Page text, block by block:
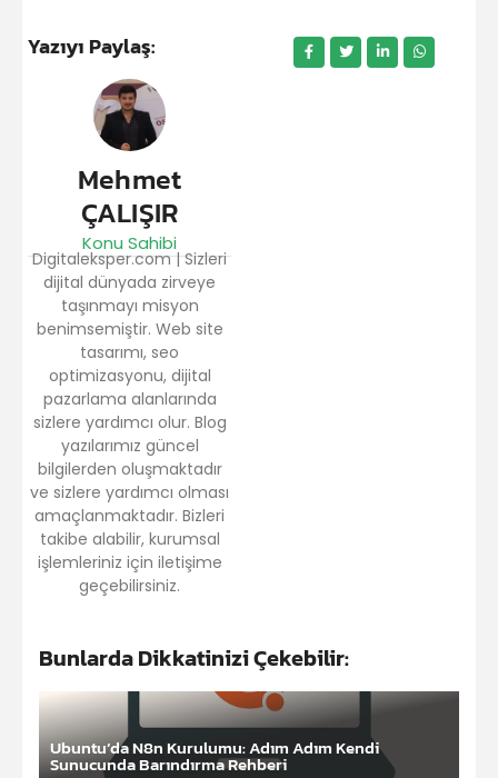
Yazıyı Paylaş:
Mehmet
ÇALIŞIR
Konu Sahibi
Digitaleksper.com | Sizleri
dijital dünyada zirveye
taşınmayı misyon
benimsemiştir. Web site
tasarımı, seo
optimizasyonu, dijital
pazarlama alanlarında
sizlere yardımcı olur. Blog
yazılarımız güncel
bilgilerden oluşmaktadır
ve sizlere yardımcı olması
amaçlanmaktadır. Bizleri
takibe alabilir, kurumsal
işlemleriniz için iletişime
geçebilirsiniz.
Bunlarda Dikkatinizi Çekebilir:
Ubuntu’da N8n Kurulumu: Adım Adım Kendi
Sunucunda Barındırma Rehberi